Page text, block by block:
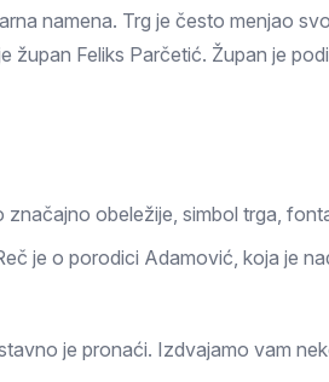
namena. Trg je često menjao
Feliks Parčetić. Župan je
obeležije, simbol trga,
je o porodici Adamović, koja je
je pronaći. Izdvajamo vam